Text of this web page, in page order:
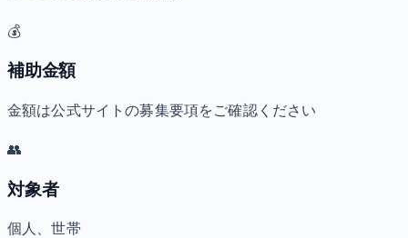
💰
補助金額
金額は公式サイトの募集要項をご確認ください
👥
対象者
個人、世帯